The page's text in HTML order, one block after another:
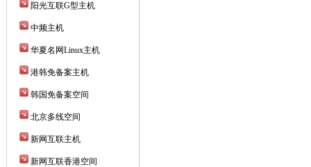
阳光互联G型主机
中频主机
华夏名网Linux主机
港韩免备案主机
韩国免备案空间
北京多线空间
新网互联主机
新网互联香港空间